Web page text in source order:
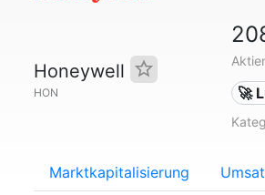
Honeywell
HON 🚀
Marktkapitalisierung